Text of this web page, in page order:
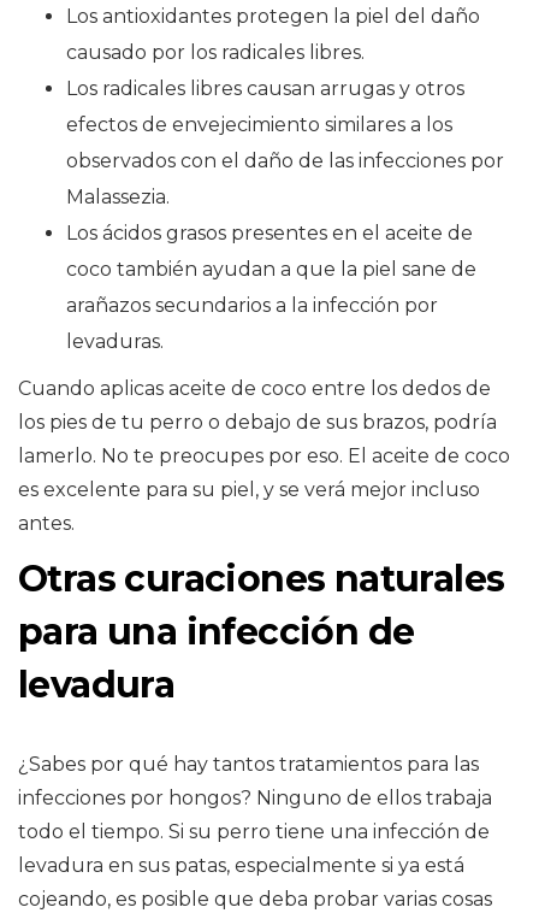
Los antioxidantes protegen la piel del daño
causado por los radicales libres.
Los radicales libres causan arrugas y otros
efectos de envejecimiento similares a los
observados con el daño de las infecciones por
Malassezia.
Los ácidos grasos presentes en el aceite de
coco también ayudan a que la piel sane de
arañazos secundarios a la infección por
levaduras.
Cuando aplicas aceite de coco entre los dedos de
los pies de tu perro o debajo de sus brazos, podría
lamerlo. No te preocupes por eso. El aceite de coco
es excelente para su piel, y se verá mejor incluso
antes.
Otras curaciones naturales
para una infección de
levadura
¿Sabes por qué hay tantos tratamientos para las
infecciones por hongos? Ninguno de ellos trabaja
todo el tiempo. Si su perro tiene una infección de
levadura en sus patas, especialmente si ya está
cojeando, es posible que deba probar varias cosas